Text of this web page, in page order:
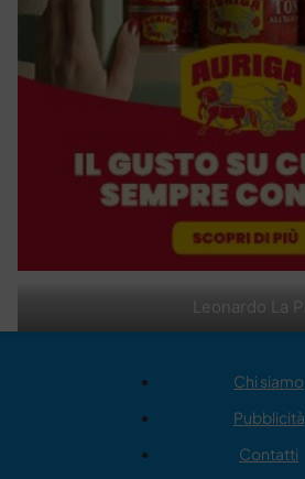
Leonardo La
Chi siamo
Pubblicità
Contatti